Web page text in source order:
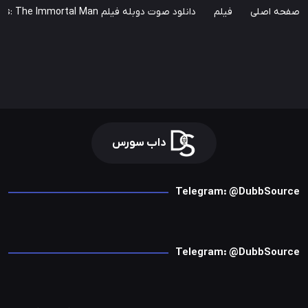
صفحه اصلی فیلم دانلود صوت دوبله فیلم Peaky Blinders: The Immortal Man
داب سورس
Telegram: @DubbSource
Telegram: @DubbSource